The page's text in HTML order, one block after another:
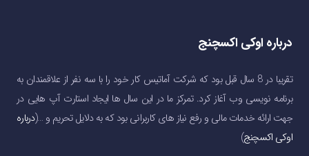
درباره اوکی اکسچنج
تقریبا در 8 سال قبل بود که شرکت آماتیس کار خود را با سه نفر از علاقمندان به
برنامه نویسی وب آغاز کرد. تمرکز ما در این سال ها ایجاد استارت آپ هایی در
جهت ارائه خدمات مالی و رفع نیاز های کاربرانی بود که به دلایل تحریم و …(درباره
اوکی اکسچنج)